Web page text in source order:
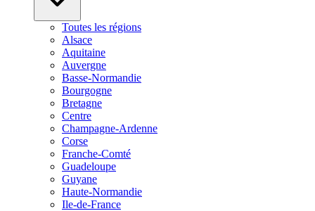
Toutes les régions
Alsace
Aquitaine
Auvergne
Basse-Normandie
Bourgogne
Bretagne
Centre
Champagne-Ardenne
Corse
Franche-Comté
Guadeloupe
Guyane
Haute-Normandie
Ile-de-France